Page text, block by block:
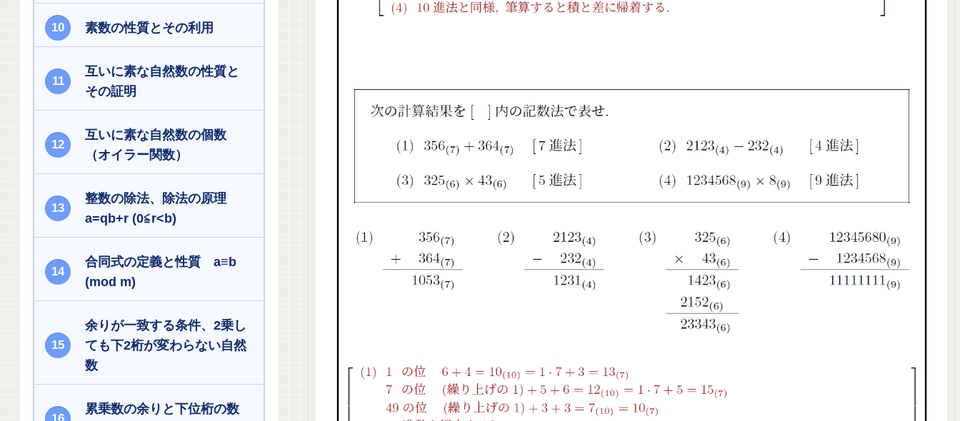
素数の性質とその利用
互いに素な自然数の性質と
その証明
互いに素な自然数の個数
（オイラー関数）
整数の除法、除法の原理
a=qb+r (0≦r<b)
合同式の定義と性質 a≡b
(mod m)
余りが一致する条件、2乗し
ても下2桁が変わらない自然
数
累乗数の余りと下位桁の数